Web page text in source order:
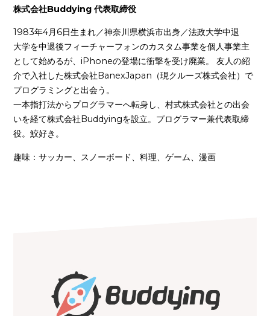
株式会社Buddying 代表取締役
1983年4月6日生まれ／神奈川県横浜市出身／法政大学中退
大学を中退後フィーチャーフォンのカスタム事業を個人事業主
として始めるが、iPhoneの登場に衝撃を受け廃業。 友人の紹
介で入社した株式会社BanexJapan（現クルーズ株式会社）で
プログラミングと出会う。
一本指打法からプログラマーへ転身し、村式株式会社との出会
いを経て株式会社Buddyingを設立。プログラマー兼代表取締
役。鮫好き。
趣味：サッカー、スノーボード、料理、ゲーム、漫画